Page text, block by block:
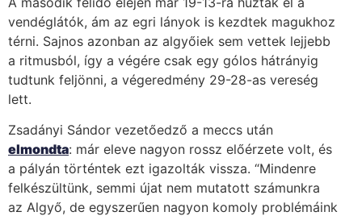
vendéglátók, ám az egri lányok is kezdtek magukhoz
térni. Sajnos azonban az algyőiek sem vettek lejjebb
a ritmusból, így a végére csak egy gólos hátrányig
tudtunk feljönni, a végeredmény 29-28-as vereség
lett.
Zsadányi Sándor vezetőedző a meccs után
elmondta: már eleve nagyon rossz előérzete volt, és
a pályán történtek ezt igazolták vissza. “Mindenre
felkészültünk, semmi újat nem mutatott számunkra
az Algyő, de egyszerűen nagyon komoly problémáink